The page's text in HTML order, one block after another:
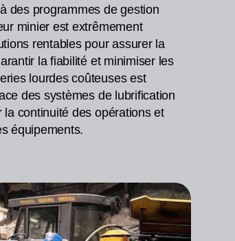
des programmes de gestion
minier est extrêmement
rentables pour assurer la
la fiabilité et minimiser les
lourdes coûteuses est
des systèmes de lubrification
continuité des opérations et
équipements.